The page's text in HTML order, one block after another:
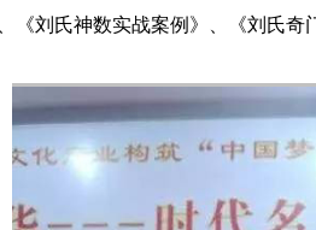
《刘氏神数实战案例》、《刘氏